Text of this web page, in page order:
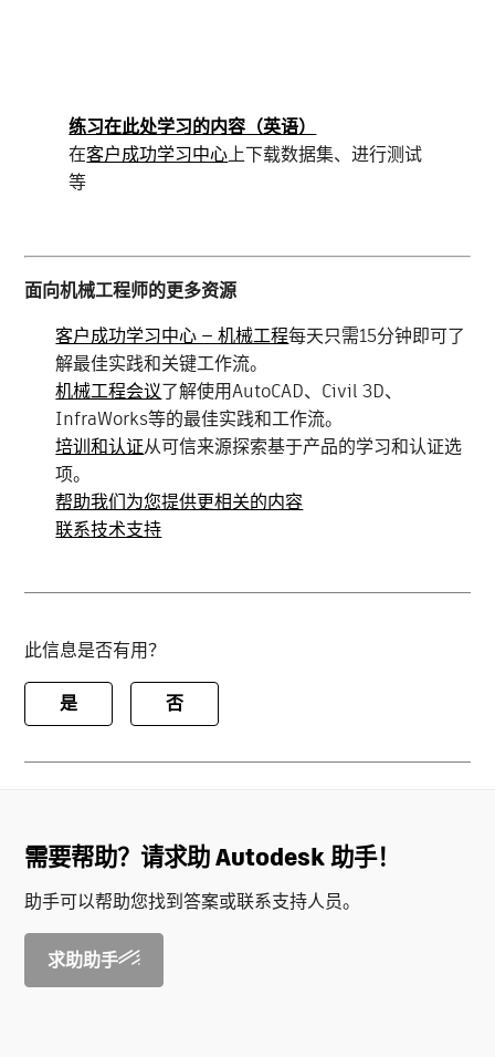
练习在此处学习的内容（英语）
在客户成功学习中心上下载数据集、进行测试
等
面向机械工程师的更多资源
客户成功学习中心 — 机械工程每天只需15分钟即可了
解最佳实践和关键工作流。
机械工程会议了解使用AutoCAD、Civil 3D、
InfraWorks等的最佳实践和工作流。
培训和认证从可信来源探索基于产品的学习和认证选
项。
帮助我们为您提供更相关的内容
联系技术支持
此信息是否有用？
是 否
需要帮助？请求助 Autodesk 助手！
助手可以帮助您找到答案或联系支持人员。
求助助手